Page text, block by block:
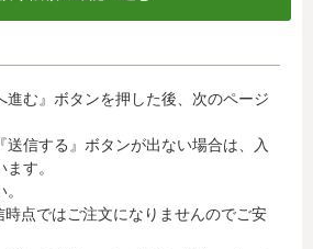
集した以下の個人情報等は、カード発
検知・防止のために、お客様が利用
会社へ提供させていただきます。(氏
アドレス、インターネット利用環境
いるカード発行会社が外国にある場
該発行会社が所属する国に移転され
進む』ボタンを押した後、次のページ
送信する』ボタンが出ない場合は、入
す。
点ではご注文になりませんのでご安